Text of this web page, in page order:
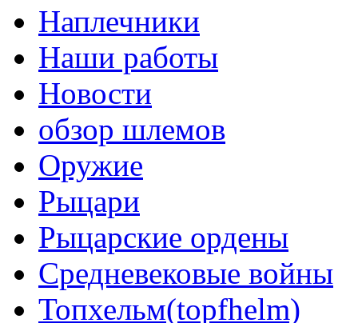
Наплечники
Наши работы
Новости
обзор шлемов
Оружие
Рыцари
Рыцарские ордены
Средневековые войны
Топхельм(topfhelm)